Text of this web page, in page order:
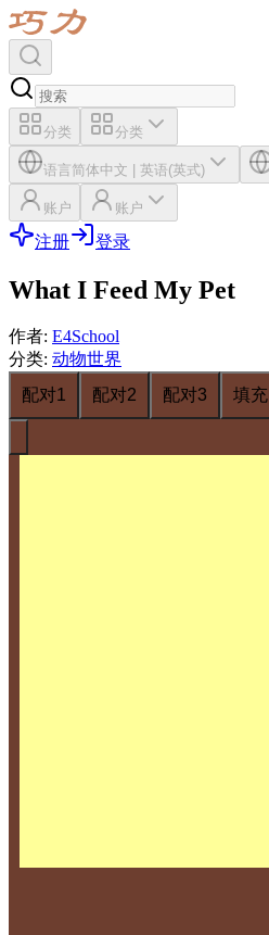
分类 分类
语言简体中文 | 英语(英式)
账户 账户
注册 登录
What I Feed My Pet
作者: E4School
分类: 动物世界
配对1
配对2 配对3 填充